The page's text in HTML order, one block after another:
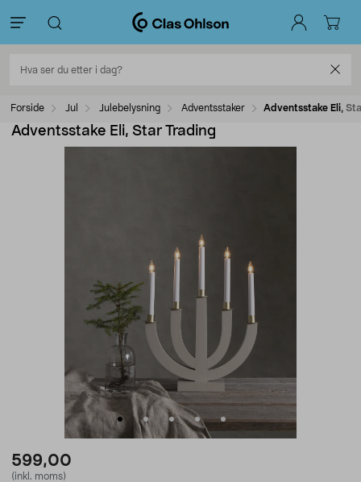
Forside Jul Julebelysning Adventsstaker Adventsstake Eli,
Adventsstake Eli, Star Trading
599,00
(inkl. moms)